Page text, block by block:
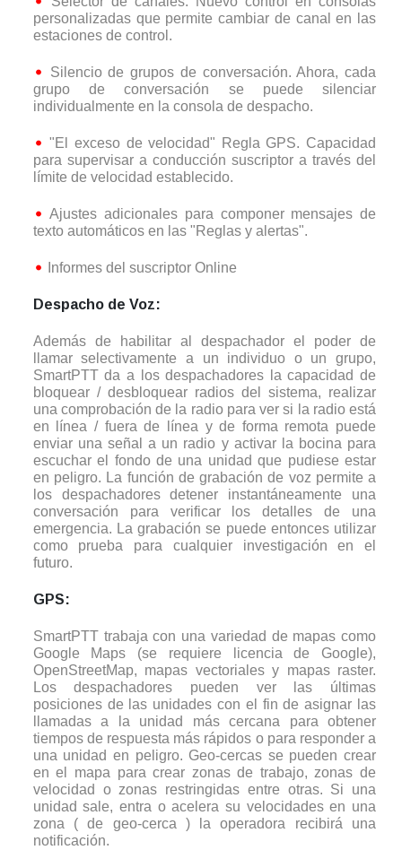
personalizadas que permite cambiar de canal en las
estaciones de control.
Silencio de grupos de conversación. Ahora, cada
grupo de conversación se puede silenciar
individualmente en la consola de despacho.
"El exceso de velocidad" Regla GPS. Capacidad
para supervisar a conducción suscriptor a través del
límite de velocidad establecido.
Ajustes adicionales para componer mensajes de
texto automáticos en las "Reglas y alertas".
Informes del suscriptor Online
Despacho de Voz:
Además de habilitar al despachador el poder de
llamar selectivamente a un individuo o un grupo,
SmartPTT da a los despachadores la capacidad de
bloquear / desbloquear radios del sistema, realizar
una comprobación de la radio para ver si la radio está
en línea / fuera de línea y de forma remota puede
enviar una señal a un radio y activar la bocina para
escuchar el fondo de una unidad que pudiese estar
en peligro. La función de grabación de voz permite a
los despachadores detener instantáneamente una
conversación para verificar los detalles de una
emergencia. La grabación se puede entonces utilizar
como prueba para cualquier investigación en el
futuro.
GPS:
SmartPTT trabaja con una variedad de mapas como
Google Maps (se requiere licencia de Google),
OpenStreetMap, mapas vectoriales y mapas raster.
Los despachadores pueden ver las últimas
posiciones de las unidades con el fin de asignar las
llamadas a la unidad más cercana para obtener
tiempos de respuesta más rápidos o para responder a
una unidad en peligro. Geo-cercas se pueden crear
en el mapa para crear zonas de trabajo, zonas de
velocidad o zonas restringidas entre otras. Si una
unidad sale, entra o acelera su velocidades en una
zona ( de geo-cerca ) la operadora recibirá una
notificación.